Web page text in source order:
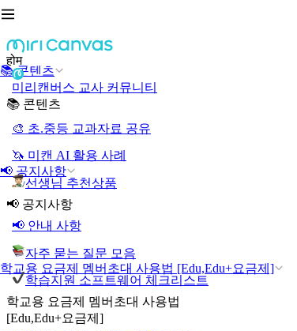
📚 콘텐츠
📢 공지사항
학교용 요금제 멤버초대 사용법 [Edu,Edu+요금제]
होम
미리캔버스 교사 커뮤니티
📚 콘텐츠
🎨 초.중등 교과자료 공유
🦄 미캔 AI 활용 사례
선생님 추천상품
📢 공지사항
📢 안내 사항
자주 묻는 질문 모음
학습지원 소프트웨어 체크리스트
학교용 요금제 멤버초대 사용법
[Edu,Edu+요금제]